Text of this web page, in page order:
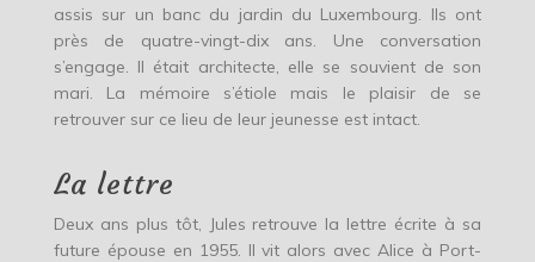
assis sur un banc du jardin du Luxembourg. Ils ont
près de quatre-vingt-dix ans. Une conversation
s’engage. Il était architecte, elle se souvient de son
mari. La mémoire s’étiole mais le plaisir de se
retrouver sur ce lieu de leur jeunesse est intact.
La lettre
Deux ans plus tôt, Jules retrouve la lettre écrite à sa
future épouse en 1955. Il vit alors avec Alice à Port-